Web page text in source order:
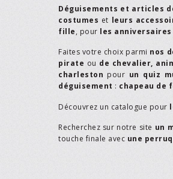
Déguisements et articles
costumes et leurs
fille, pour les anniversaires
Faites votre choix parmi nos
pirate ou de chevalier,
charleston pour un quiz
déguisement : chapeau de
Découvrez un catalogue pour
Recherchez sur notre site un
touche finale avec une